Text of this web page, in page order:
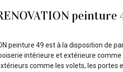
peinture 49 est à la disposition
intérieure et extérieure
comme les volets, les